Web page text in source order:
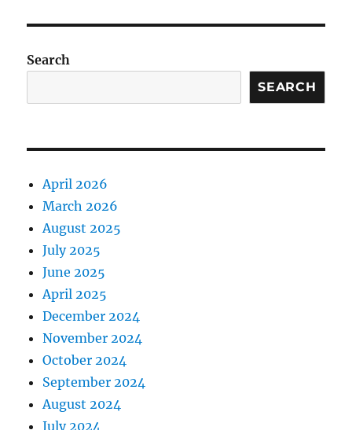
Search
SEARCH
April 2026
March 2026
August 2025
July 2025
June 2025
April 2025
December 2024
November 2024
October 2024
September 2024
August 2024
July 2024